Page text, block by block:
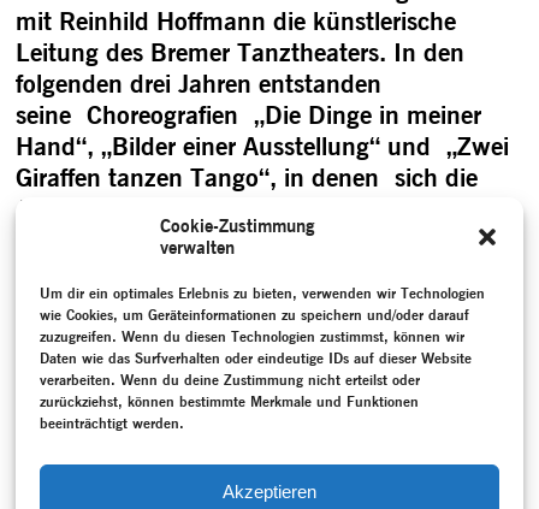
Cookie-Zustimmung
verwalten
Um dir ein optimales Erlebnis zu bieten, verwenden wir Technologien
wie Cookies, um Geräteinformationen zu speichern und/oder darauf
zuzugreifen. Wenn du diesen Technologien zustimmst, können wir
Daten wie das Surfverhalten oder eindeutige IDs auf dieser Website
verarbeiten. Wenn du deine Zustimmung nicht erteilst oder
zurückziehst, können bestimmte Merkmale und Funktionen
beeinträchtigt werden.
Akzeptieren
mit Reinhild Hoffmann die künstlerische
Leitung des Bremer Tanztheaters. In den
folgenden drei Jahren entstanden
seine Choreografien „Die Dinge in meiner
Hand“, „Bilder einer Ausstellung“ und „Zwei
Giraffen tanzen Tango“, in denen sich die
Abwendung von psychologisch motivierten
Rollen und Handlungen zugunsten einer
und Bildern in einem assoziativen Aufbau
abzeichnet. …
„ZWEI GIRAFFEN TANZEN TANGO –
BREMER SCHRITTE“weiterlesen